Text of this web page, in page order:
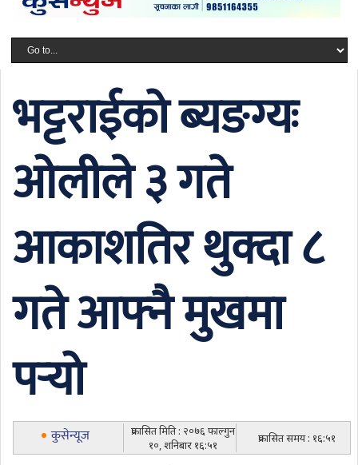
भट्टराईको ब्यङग्यः
ओलीले ३ गते
आकाशतिर थुक्दा ८
गते आफ्नै मुखमा
पर्‍यो
कुसेन्यूज
प्रकासित मिति : २०७६ फाल्गुन
१०, शनिबार १६:५१
प्रकासित समय : १६:५१